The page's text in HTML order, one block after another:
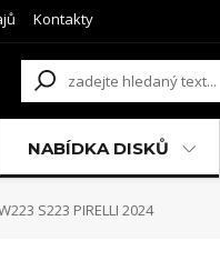
Kontakty
NABÍDKA DISKŮ
S223 PIRELLI 2024